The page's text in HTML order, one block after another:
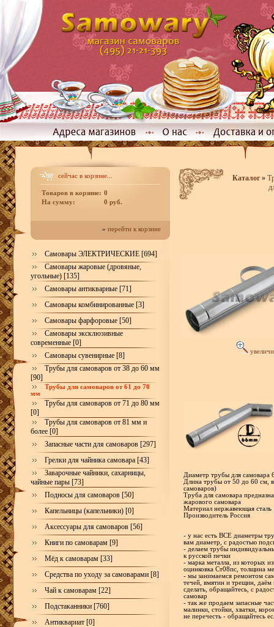
сейчас в корзине...
Товаров в корзине: 0
На сумму:
0 руб.
» перейти к корзине
Самовары ЭЛЕКТРИЧЕСКИЕ [694]
Самовары жаровые (дровяные,
угольные) [135]
Самовары антикварные [71]
Самовары комбинированные [3]
Самовары фарфоровые [50]
Самовары эксклюзивные
современные [0]
Самовары сувенирные [8]
Трубы для самоваров от 38 до 60 мм
[90]
Трубы для самоваров от 61 до 70
мм
Трубы для самоваров от 71 до 80 мм
[0]
Трубы для самоваров от 81 мм и
более [0]
Запасные части для самоваров [297]
Грелки для чайника самовара [43]
Заварочные чайники, сахарницы,
чайные пары [73]
Подносы для самоваров [50]
Капельницы (капельники) [0]
Аксессуары для самоваров [56]
Книги по самоварам [9]
Мёд к самоварам [33]
Средства по уходу за самоварами [8]
Чай к самоварам [22]
Подстаканники [760]
Антиквариат [0]
Каталог»
Диаметр трубы для самовара
Длина трубы от 50 до 60 см, в
самоваров)
Труба для самовара
жарового самовара
Материал нержавеющая сталь
Производитель Россия
- у нас есть ВСЕ диаметры
вам диаметр, с радостью
- делаем трубы
к русской печки
- марка металла, из которых
оцинковка Ст08пс, толщина
- мы занимаемся ремонтом
течей, вмятин и трещин, даём
сделать, обращайтесь, с
самовар
- так же продаем запасные
малинки, стойки, хватки,
не перечесть - обращайтесь